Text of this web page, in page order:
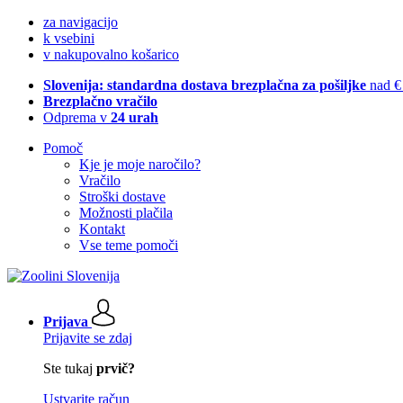
za navigacijo
k vsebini
v nakupovalno košarico
Slovenija: standardna dostava brezplačna za pošiljke nad
Brezplačno vračilo
Odprema v 24 urah
Pomoč
Kje je moje naročilo?
Vračilo
Stroški dostave
Možnosti plačila
Kontakt
Vse teme pomoči
Prijava
Prijavite se zdaj
Ste tukaj prvič?
Ustvarite račun